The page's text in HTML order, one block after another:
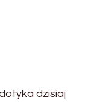
dzisiaj